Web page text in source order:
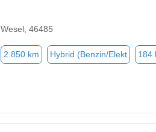
Wesel, 46485
2.850 km Hybrid (Benzin/Elekt 184